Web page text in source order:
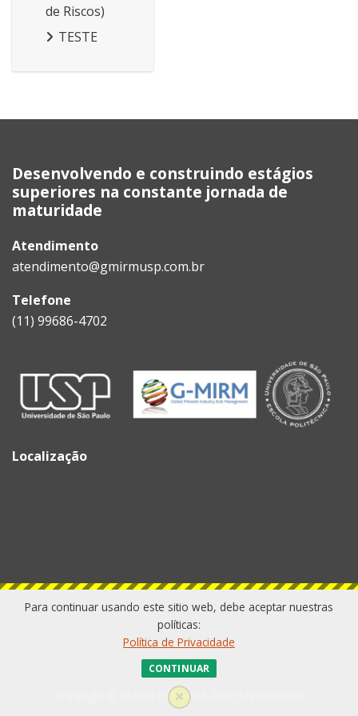
Para continuar usando este sitio web, debe aceptar nuestras
políticas:
Política de Privacidade
CONTINUAR
de Riscos)
TESTE
Bloques
Desenvolvendo e construindo estágios
superiores na constante jornada de
maturidade
Atendimento
atendimento@gmirmusp.com.br
Telefone
(11) 99686-4702
Bloques
Localização
Copyright © GMIRM USP 2024. All rights reserved